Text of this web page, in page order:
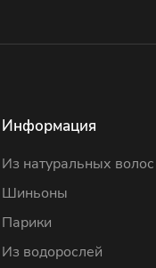
Информация
Из натуральных волос
Шиньоны
Парики
Из водорослей